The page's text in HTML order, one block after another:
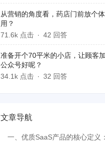
从营销的角度看，药店门前放个
用？
71.6k 点击
42 回答
准备开个70平米的小店，让顾客
公众号好呢？
34.1k 点击
32 回答
文章导航
一、优质SaaS产品的核心定义